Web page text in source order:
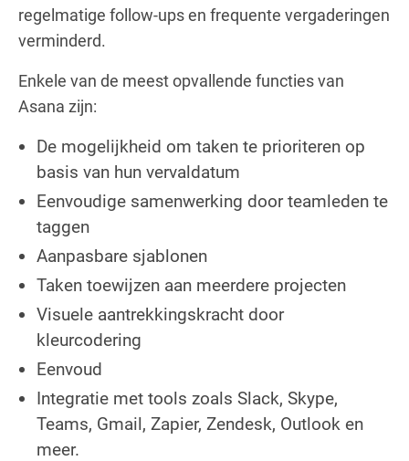
regelmatige follow-ups en frequente vergaderingen
verminderd.
Enkele van de meest opvallende functies van
Asana zijn:
De mogelijkheid om taken te prioriteren op
basis van hun vervaldatum
Eenvoudige samenwerking door teamleden te
taggen
Aanpasbare sjablonen
Taken toewijzen aan meerdere projecten
Visuele aantrekkingskracht door
kleurcodering
Eenvoud
Integratie met tools zoals Slack, Skype,
Teams, Gmail, Zapier, Zendesk, Outlook en
meer.